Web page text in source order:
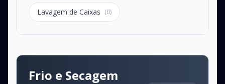
Lavagem de Caixas (0)
Frio e Secagem